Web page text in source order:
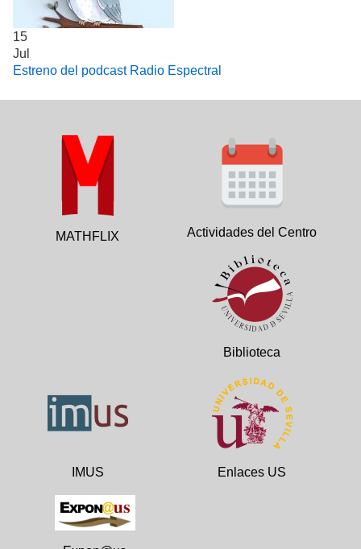
15
Jul
Estreno del podcast Radio Espectral
MATHFLIX Actividades del Centro
Biblioteca
IMUS Enlaces US